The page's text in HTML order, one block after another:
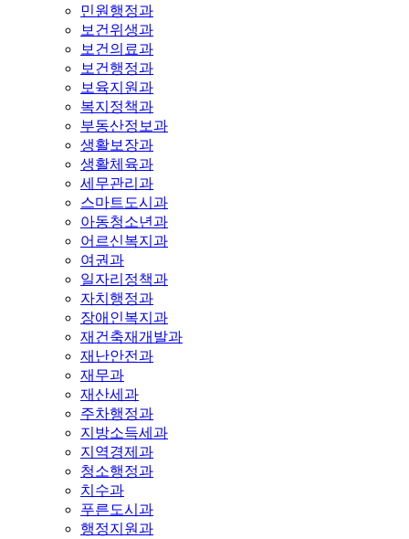
민원행정과
보건위생과
보건의료과
보건행정과
보육지원과
복지정책과
부동산정보과
생활보장과
생활체육과
세무관리과
스마트도시과
아동청소년과
어르신복지과
여권과
일자리정책과
자치행정과
장애인복지과
재건축재개발과
재난안전과
재무과
재산세과
주차행정과
지방소득세과
지역경제과
청소행정과
치수과
푸른도시과
행정지원과